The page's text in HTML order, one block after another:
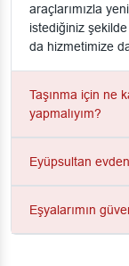
araçlarımızla
istediğiniz
da hizmetimize
Taşınma için ne
yapmalıyım?
Eyüpsultan
Eşyalarımın